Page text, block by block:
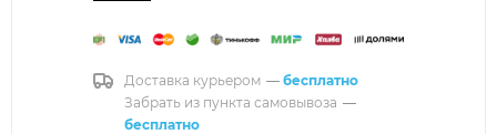
Доставка курьером — бесплатно
Забрать из пункта самовывоза —
бесплатно